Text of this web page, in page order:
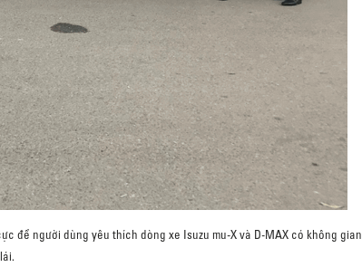
để người dùng yêu thích dòng xe Isuzu mu-X và D-MAX có không gian